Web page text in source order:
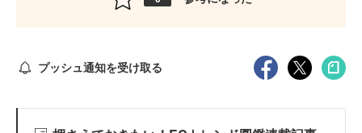
プッシュ通知を受け取る